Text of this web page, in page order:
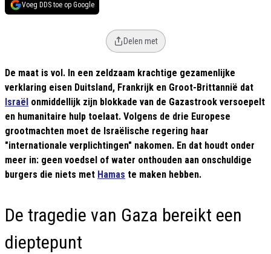
Voeg DDS toe op Google
Delen met
De maat is vol. In een zeldzaam krachtige gezamenlijke
verklaring eisen Duitsland, Frankrijk en Groot-Brittannië dat
Israël onmiddellijk zijn blokkade van de Gazastrook versoepelt
en humanitaire hulp toelaat. Volgens de drie Europese
grootmachten moet de Israëlische regering haar
"internationale verplichtingen" nakomen. En dat houdt onder
meer in: geen voedsel of water onthouden aan onschuldige
burgers die niets met Hamas te maken hebben.
De tragedie van Gaza bereikt een
dieptepunt